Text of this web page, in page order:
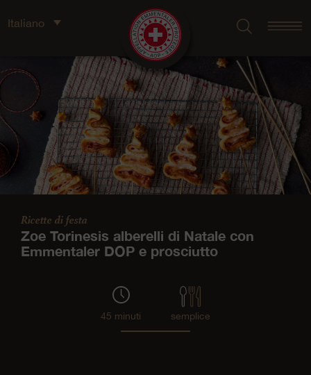
Italiano
Ricette di festa
Zoe Torinesis alberelli di Natale con
Emmentaler DOP e prosciutto
45 minuti semplice